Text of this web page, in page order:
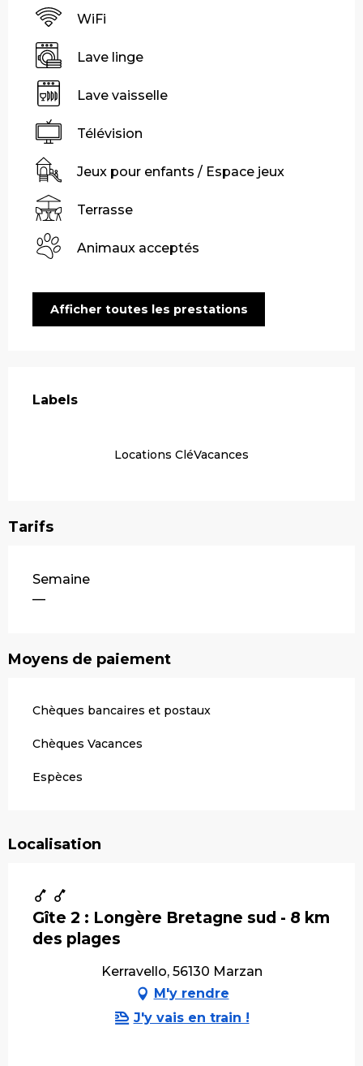
WiFi
Lave linge
Lave vaisselle
Télévision
Jeux pour enfants / Espace jeux
Terrasse
Animaux acceptés
Afficher toutes les prestations
Labels
Labels
Locations CléVacances
Tarifs
Tarifs 2026
Semaine
—
Moyens de paiement
Chèques bancaires et postaux
Chèques Vacances
Espèces
Localisation
Gîte 2 : Longère Bretagne sud - 8 km
des plages
Kerravello, 56130 Marzan
M'y rendre
J'y vais en train !